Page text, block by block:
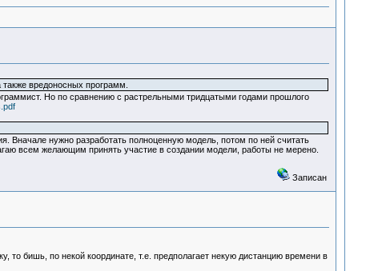
также вредоносных программ.
Но по сравнению с растрельными тридцатыми годами прошлого
Вначале нужно разработать полноценную модель, потом по ней считать
всем желающим принять участие в создании модели, работы не мерено.
Записан
то бишь, по некой координате, т.е. предполагает некую дистанцию времени в